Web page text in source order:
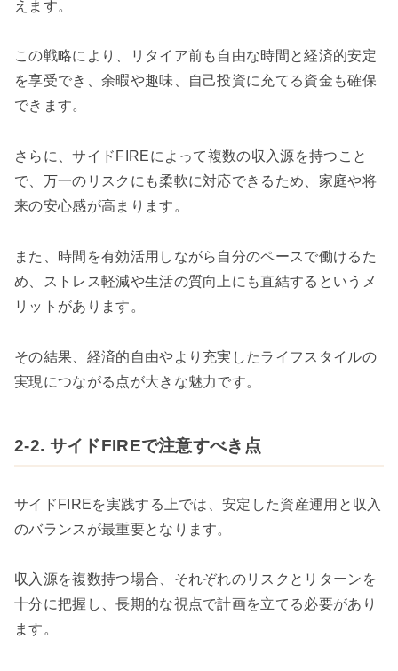
えます。
この戦略により、リタイア前も自由な時間と経済的安定
を享受でき、余暇や趣味、自己投資に充てる資金も確保
できます。
さらに、サイドFIREによって複数の収入源を持つこと
で、万一のリスクにも柔軟に対応できるため、家庭や将
来の安心感が高まります。
また、時間を有効活用しながら自分のペースで働けるた
め、ストレス軽減や生活の質向上にも直結するというメ
リットがあります。
その結果、経済的自由やより充実したライフスタイルの
実現につながる点が大きな魅力です。
2-2. サイドFIREで注意すべき点
サイドFIREを実践する上では、安定した資産運用と収入
のバランスが最重要となります。
収入源を複数持つ場合、それぞれのリスクとリターンを
十分に把握し、長期的な視点で計画を立てる必要があり
ます。